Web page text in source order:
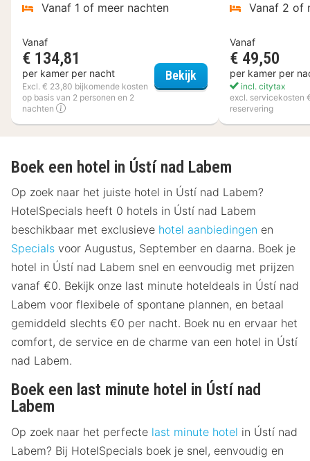
Vanaf 1 of meer nachten
Vanaf
€ 134,81
per kamer per nacht
Excl. € 23,80 bijkomende kosten
op basis van 2 personen en 2
nachten
Bekijk Van der Valk Hotel
Vanaf 2 of
Vanaf
€ 49,50
per kamer per
incl. citytax
excl. servicekosten
reservering
Boek een hotel in Ústí nad Labem
Op zoek naar het juiste hotel in Ústí nad Labem?
HotelSpecials heeft 0 hotels in Ústí nad Labem
beschikbaar met exclusieve hotel aanbiedingen en
Specials voor Augustus, September en daarna. Boek je
hotel in Ústí nad Labem snel en eenvoudig met prijzen
vanaf €0. Bekijk onze last minute hoteldeals in Ústí nad
Labem voor flexibele of spontane plannen, en betaal
gemiddeld slechts €0 per nacht. Boek nu en ervaar het
comfort, de service en de charme van een hotel in Ústí
nad Labem.
Boek een last minute hotel in Ústí nad
Labem
Op zoek naar het perfecte last minute hotel in Ústí nad
Labem? Bij HotelSpecials boek je snel, eenvoudig en